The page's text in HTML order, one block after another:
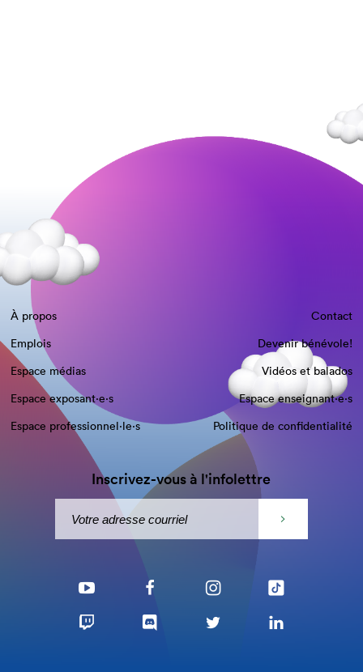
À propos
Contact
Emplois
Devenir bénévole!
Espace médias
Vidéos et balados
Espace exposant·e⋅s
Espace enseignant·e⋅s
Espace professionnel·le⋅s
Politique de confidentialité
Inscrivez-vous à l'infolettre